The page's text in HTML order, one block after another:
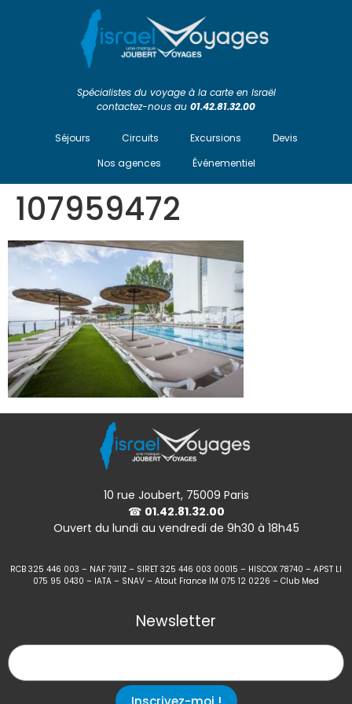
Spécialistes du voyage à la carte en Israël
contactez-nous au 01.42.81.32.00
Séjours Circuits Excursions
Devis
Nos agences
Événementiel
107959472
10 rue Joubert, 75009 Paris
☎ 01.42.81.32.00
Ouvert du lundi au vendredi de 9h30 à 18h45
RCB 325 446 003 – NAF 7911Z – SIRET 325 446 003 00015 – HISCOX 78740 – APST LI
075 95 0430 – IATA – SNAV – Atout France IM 075 12 0226 – Club Med
Newsletter